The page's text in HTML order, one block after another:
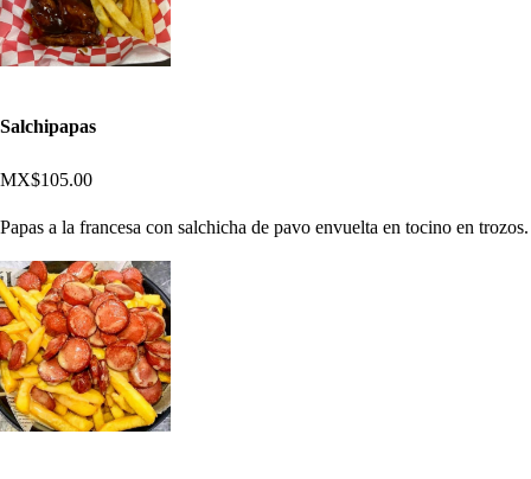
Salchipapas
MX$105.00
Papas a la francesa con salchicha de pavo envuelta en tocino en trozos.